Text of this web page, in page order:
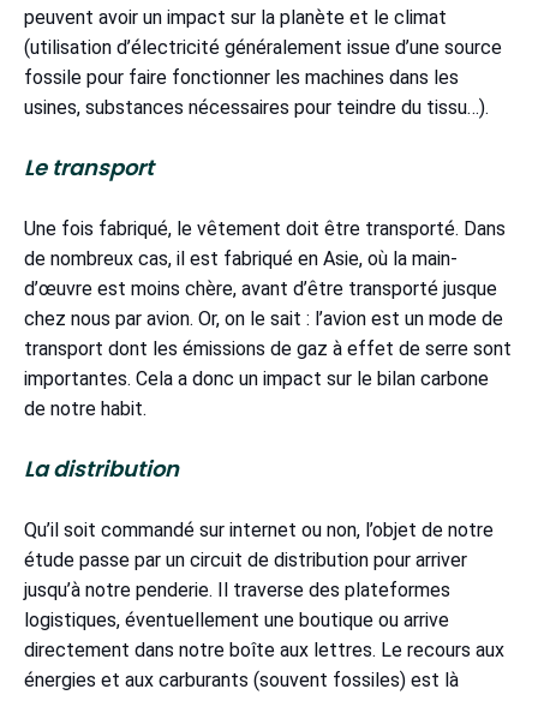
peuvent avoir un impact sur la planète et le climat
(utilisation d’électricité généralement issue d’une source
fossile pour faire fonctionner les machines dans les
usines, substances nécessaires pour teindre du tissu…).
Le transport
Une fois fabriqué, le vêtement doit être transporté. Dans
de nombreux cas, il est fabriqué en Asie, où la main-
d’œuvre est moins chère, avant d’être transporté jusque
chez nous par avion. Or, on le sait : l’avion est un mode de
transport dont les émissions de gaz à effet de serre sont
importantes. Cela a donc un impact sur le bilan carbone
de notre habit.
La distribution
Qu’il soit commandé sur internet ou non, l’objet de notre
étude passe par un circuit de distribution pour arriver
jusqu’à notre penderie. Il traverse des plateformes
logistiques, éventuellement une boutique ou arrive
directement dans notre boîte aux lettres. Le recours aux
énergies et aux carburants (souvent fossiles) est là